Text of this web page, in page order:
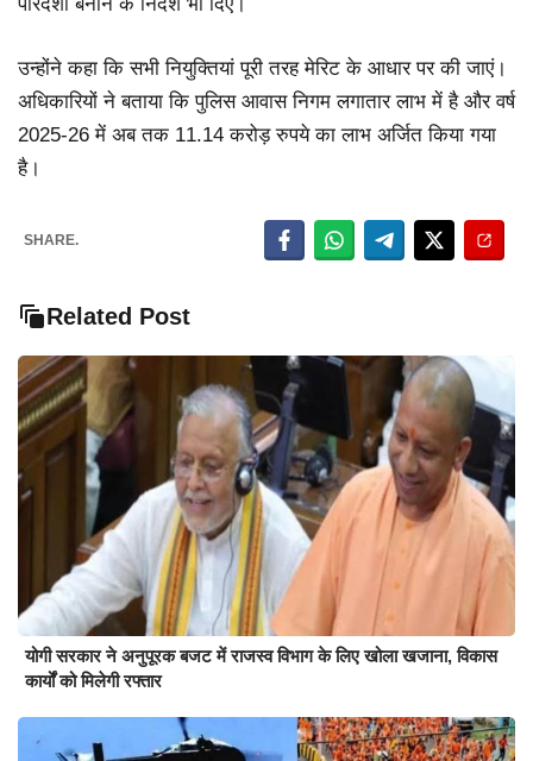
पारदर्शी बनाने के निर्देश भी दिए।
उन्होंने कहा कि सभी नियुक्तियां पूरी तरह मेरिट के आधार पर की जाएं।
अधिकारियों ने बताया कि पुलिस आवास निगम लगातार लाभ में है और वर्ष
2025-26 में अब तक 11.14 करोड़ रुपये का लाभ अर्जित किया गया
है।
SHARE.
Related Post
योगी सरकार ने अनुपूरक बजट में राजस्व विभाग के लिए खोला खजाना, विकास
कार्यों को मिलेगी रफ्तार